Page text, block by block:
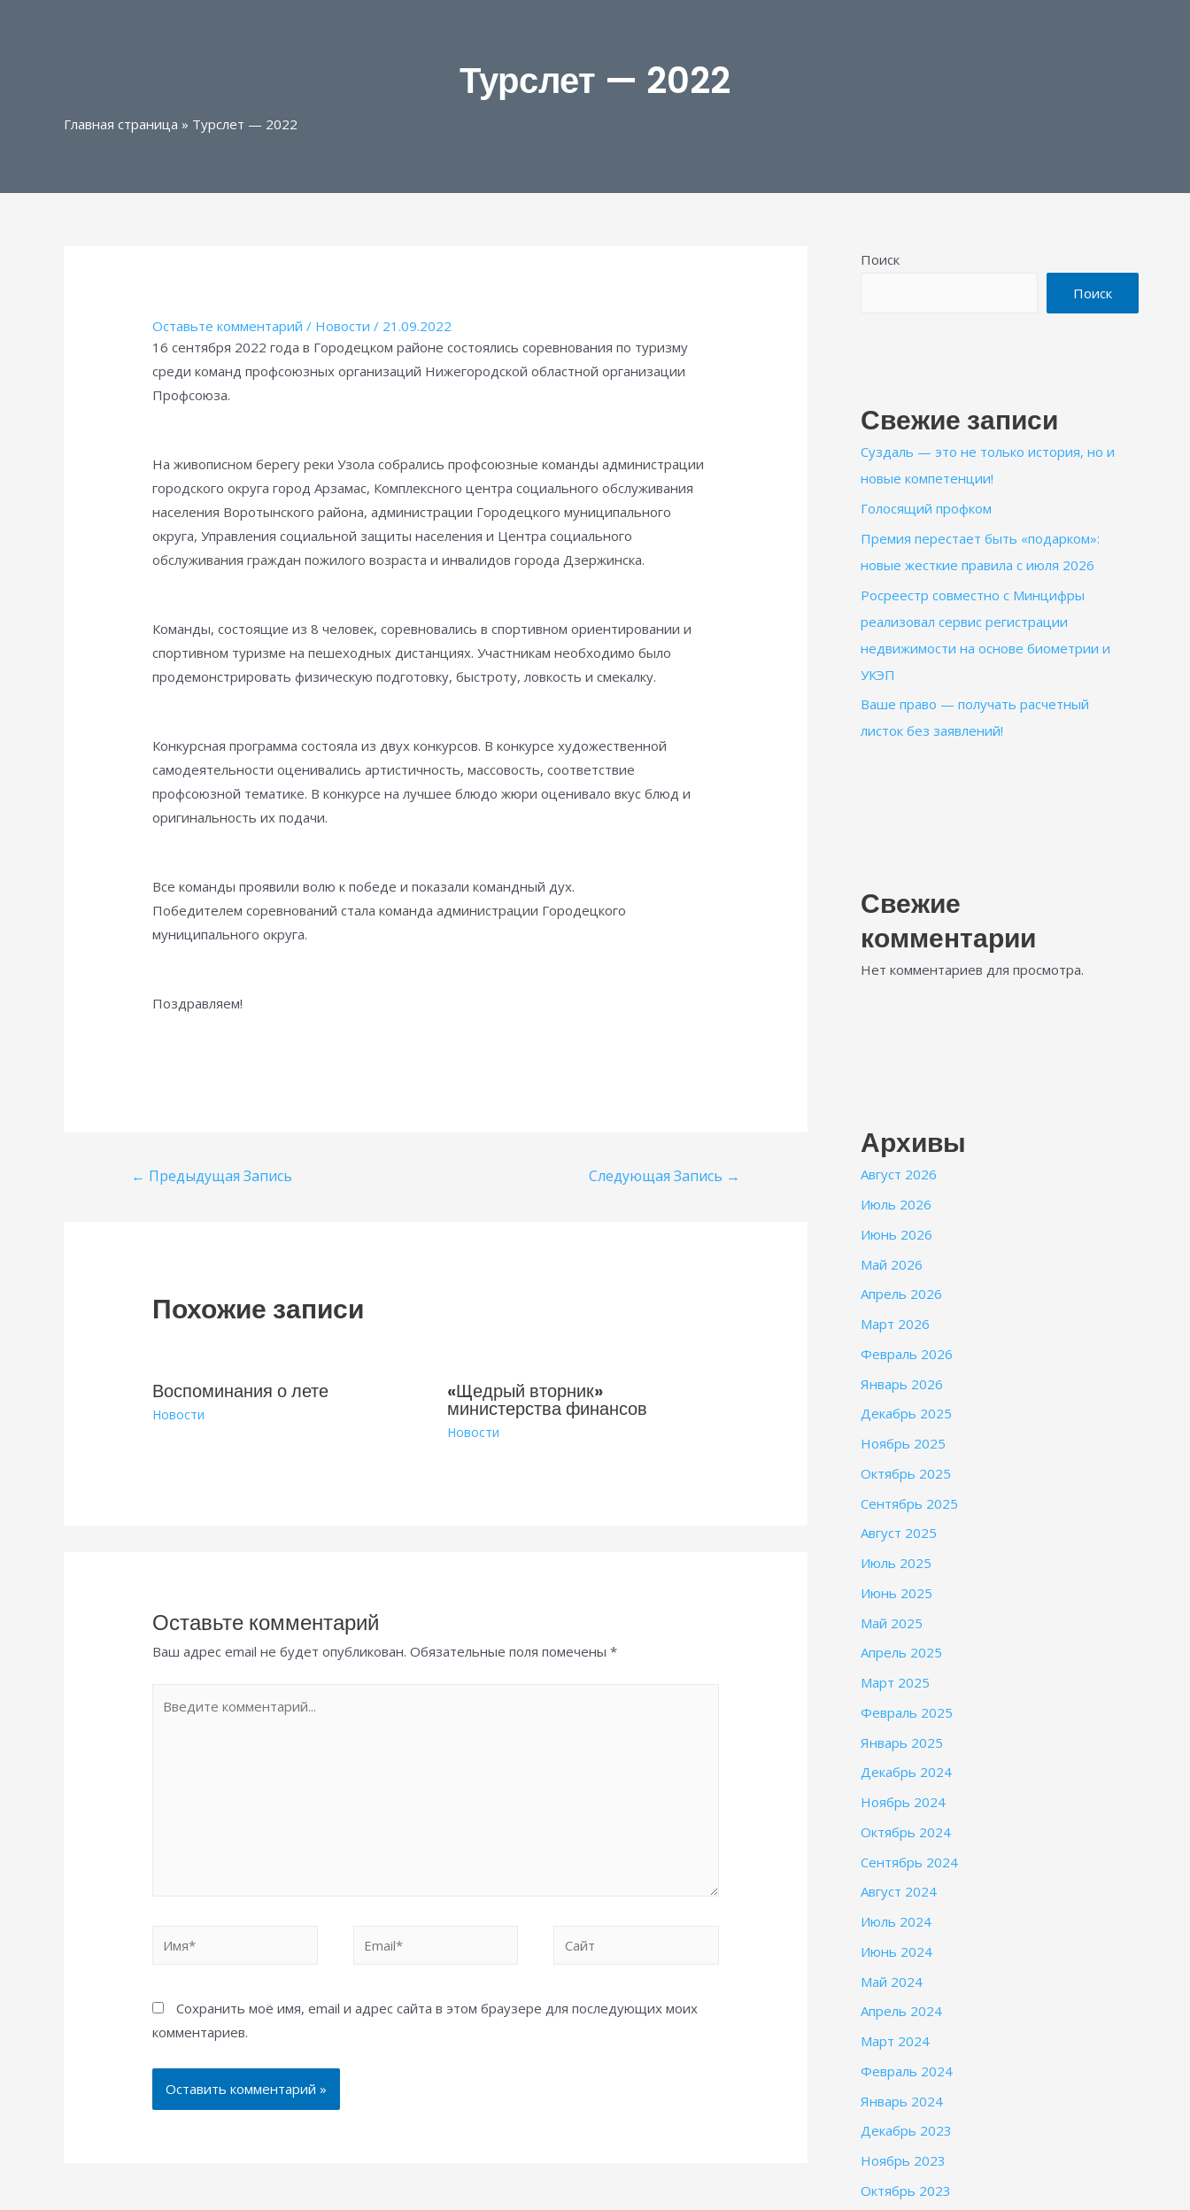
Турслет — 2022
Главная страница » Турслет — 2022
Оставьте комментарий / Новости / 21.09.2022
16 сентября 2022 года в Городецком районе состоялись соревнования по туризму
среди команд профсоюзных организаций Нижегородской областной организации
Профсоюза.
На живописном берегу реки Узола собрались профсоюзные команды администрации
городского округа город Арзамас, Комплексного центра социального обслуживания
населения Воротынского района, администрации Городецкого муниципального
округа, Управления социальной защиты населения и Центра социального
обслуживания граждан пожилого возраста и инвалидов города Дзержинска.
Команды, состоящие из 8 человек, соревновались в спортивном ориентировании и
спортивном туризме на пешеходных дистанциях. Участникам необходимо было
продемонстрировать физическую подготовку, быстроту, ловкость и смекалку.
Конкурсная программа состояла из двух конкурсов. В конкурсе художественной
самодеятельности оценивались артистичность, массовость, соответствие
профсоюзной тематике. В конкурсе на лучшее блюдо жюри оценивало вкус блюд и
оригинальность их подачи.
Все команды проявили волю к победе и показали командный дух.
Победителем соревнований стала команда администрации Городецкого
муниципального округа.
Поздравляем!
Навигация
← Предыдущая Запись Следующая Запись →
Похожие записи
Воспоминания о лете
Новости
«Щедрый вторник»
министерства финансов
Новости
Оставьте комментарий
Ваш адрес email не будет опубликован. Обязательные поля помечены*
комментарий...
Сохранить моё имя, email и адрес сайта в этом браузере для последующих моих
комментариев.
Поиск
Поиск
Свежие записи
Суздаль — это не только история, но и
новые компетенции!
Голосящий профком
Премия перестает быть «подарком»:
новые жесткие правила с июля 2026
Росреестр совместно с Минцифры
реализовал сервис регистрации
недвижимости на основе биометрии и
УКЭП
Ваше право — получать расчетный
листок без заявлений!
Свежие
комментарии
Нет комментариев для просмотра.
Архивы
Август 2026
Июль 2026
Июнь 2026
Май 2026
Апрель 2026
Март 2026
Февраль 2026
Январь 2026
Декабрь 2025
Ноябрь 2025
Октябрь 2025
Сентябрь 2025
Август 2025
Июль 2025
Июнь 2025
Май 2025
Апрель 2025
Март 2025
Февраль 2025
Январь 2025
Декабрь 2024
Ноябрь 2024
Октябрь 2024
Сентябрь 2024
Август 2024
Июль 2024
Июнь 2024
Май 2024
Апрель 2024
Март 2024
Февраль 2024
Январь 2024
Декабрь 2023
Ноябрь 2023
Октябрь 2023